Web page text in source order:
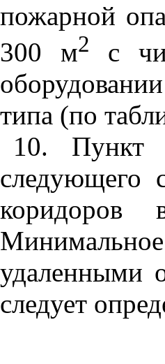
пожарной
300 м2
с
типа (по
10. Пункт
следующего
коридоров
удаленными
следует